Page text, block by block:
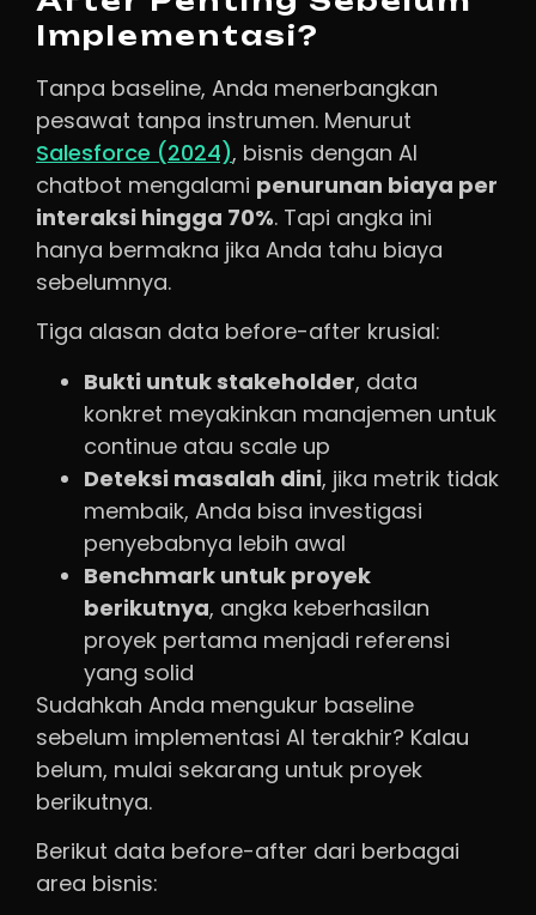
Implementasi?
Tanpa baseline, Anda menerbangkan
pesawat tanpa instrumen. Menurut
Salesforce (2024), bisnis dengan AI
chatbot mengalami penurunan biaya per
interaksi hingga 70%. Tapi angka ini
hanya bermakna jika Anda tahu biaya
sebelumnya.
Tiga alasan data before-after krusial:
Bukti untuk stakeholder, data
konkret meyakinkan manajemen untuk
continue atau scale up
Deteksi masalah dini, jika metrik tidak
membaik, Anda bisa investigasi
penyebabnya lebih awal
Benchmark untuk proyek
berikutnya, angka keberhasilan
proyek pertama menjadi referensi
yang solid
Sudahkah Anda mengukur baseline
sebelum implementasi AI terakhir? Kalau
belum, mulai sekarang untuk proyek
berikutnya.
Berikut data before-after dari berbagai
area bisnis: